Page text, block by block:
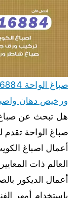
ورخيص دهان
هل تبحث عن
صباغ الواحة تقدم
أعمال اصباغ
العالم ذات
أعمال الديكور
باستخدام أمهر